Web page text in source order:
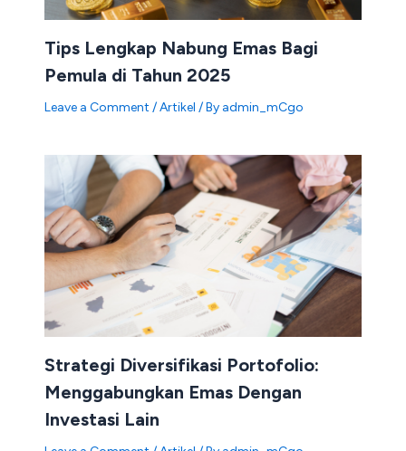
Tips Lengkap Nabung Emas Bagi
Pemula di Tahun 2025
Leave a Comment /Artikel / By admin_mCgo
Strategi Diversifikasi Portofolio:
Menggabungkan Emas Dengan
Investasi Lain